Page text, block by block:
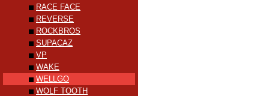
RACE FACE
REVERSE
ROCKBROS
SUPACAZ
VP
WAKE
WELLGO
WOLF TOOTH